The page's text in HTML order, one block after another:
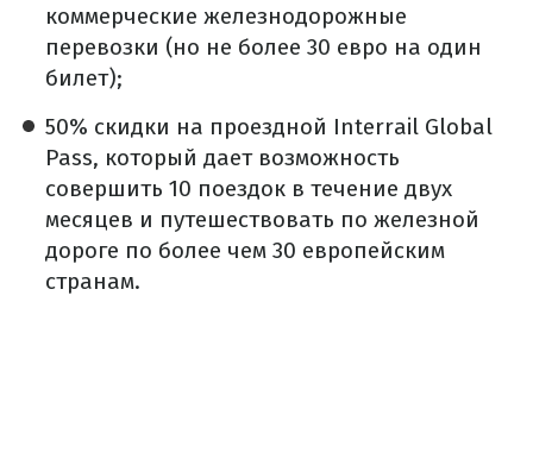
коммерческие железнодорожные
перевозки (но не более 30 евро на один
билет);
50% скидки на проездной Interrail Global
Pass, который дает возможность
совершить 10 поездок в течение двух
месяцев и путешествовать по железной
дороге по более чем 30 европейским
странам.